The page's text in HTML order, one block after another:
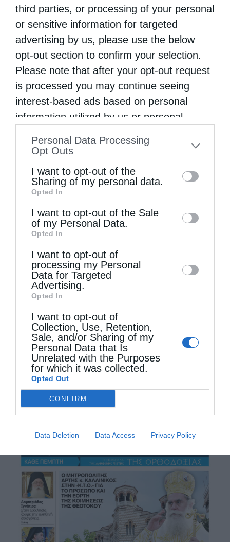
third parties, or processing of your personal
or sensitive information for targeted
advertising by us, please use the below
opt-out section to confirm your selection.
Please note that after your opt-out request
is processed you may continue seeing
interest-based ads based on personal
information utilized by us or personal
to your opt-out. You may separately opt-out
information by third parties on the IAB’s list
of downstream participants. This
information may also be disclosed by us to
third parties on theIAB’s List of
Downstream Participants
disclose it to other third parties.
Personal Data Processing
Opt Outs
I want to opt-out of the
Sharing of my personal data.
Opted In
I want to opt-out of the Sale
of my Personal Data.
Opted In
I want to opt-out of
processing my Personal
Data for Targeted
Advertising.
Opted In
I want to opt-out of
Collection, Use, Retention,
Sale, and/or Sharing of my
Personal Data that Is
Unrelated with the Purposes
for which it was collected.
Opted Out
CONFIRM
Data Deletion Data Access Privacy Policy
Πατριαρχικό Τρισάγιο για τον αείμνηστο
Μητροπολίτη Ικονίου
ikivotos 19 Ιουνίου 2026
Η Α.Θ. Παναγιότης ο Οικουμενικός
Πατριάρχης κ.κ. Βαρθολομαίος, τέλεσε
Πατριαρχικό Ναό, Τρισάγιο υπέρ
αναπαύσεως της ψυχής του αιφνιδίως
κοιμηθέντος αειμνήστου Μητροπολίτου
Ικονίου κυρού Θεολήπτου, …